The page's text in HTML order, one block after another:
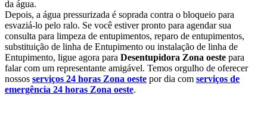
da água.
Depois, a água pressurizada é soprada contra o bloqueio para
esvaziá-lo pelo ralo. Se você estiver pronto para agendar sua
consulta para limpeza de entupimentos, reparo de entupimentos,
substituição de linha de Entupimento ou instalação de linha de
Entupimento, ligue agora para Desentupidora Zona oeste para
falar com um representante amigável. Temos orgulho de oferecer
nossos serviços 24 horas Zona oeste por dia com serviços de
emergência 24 horas Zona oeste.